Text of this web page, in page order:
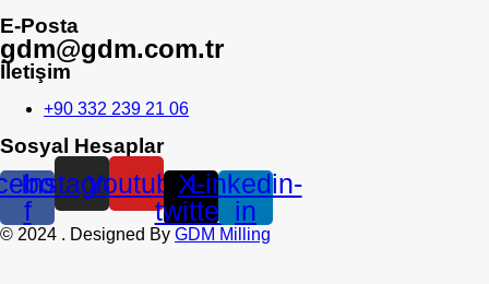
E-Posta
gdm@gdm.com.tr
İletişim
+90 332 239 21 06
Sosyal Hesaplar
f
Instagram
YoutubeX-
twitter
Linkedin-
in
© 2024 . Designed By GDM Milling